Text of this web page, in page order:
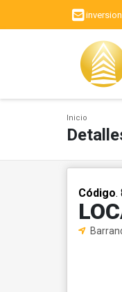
Inicio
Código.